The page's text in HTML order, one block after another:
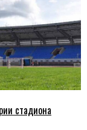
стадиона